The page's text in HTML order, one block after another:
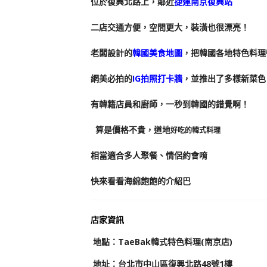
二店交通方便，空間更大，裝潢也很漂亮！
老闆設計的韓國美食地圖 ，把韓國各地特色料
網美必拍的IG拍照打卡牆 ，並推出了多樣新菜色
有韓籍店員和廚師，一秒到韓國的錯覺啊！
算是價格不貴，道地好吃的韓式料理
相當適合多人聚餐、情侶約會唷
快來看看海綿飽飽的介紹巴
店家資訊
地點 ：TaeBak韓式特色料理(南京店)
地址：台北市中山區復興北路48號1樓